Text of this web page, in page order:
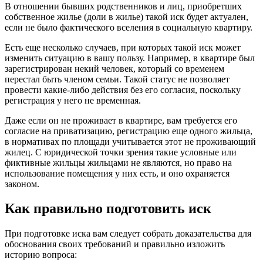
В отношении бывших родственников и лиц, приобретших
собственное жилье (доли в жилье) такой иск будет актуален,
если не было фактического вселения в социальную квартиру.
Есть еще несколько случаев, при которых такой иск может
изменить ситуацию в вашу пользу. Например, в квартире был
зарегистрирован некий человек, который со временем
перестал быть членом семьи. Такой статус не позволяет
провести какие-либо действия без его согласия, поскольку
регистрация у него не временная.
Даже если он не проживает в квартире, вам требуется его
согласие на приватизацию, регистрацию еще одного жильца,
в нормативах по площади учитывается этот не проживающий
жилец. С юридической точки зрения такие условные или
фиктивные жильцы жильцами не являются, но право на
использование помещения у них есть, и оно охраняется
законом.
Как правильно подготовить иск
При подготовке иска вам следует собрать доказательства для
обоснования своих требований и правильно изложить
историю вопроса: